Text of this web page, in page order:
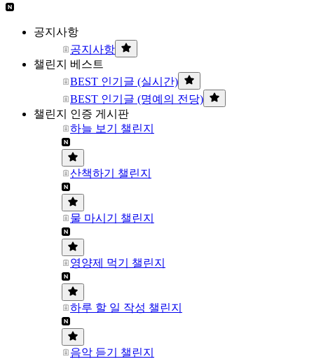
공지사항
공지사항
챌린지 베스트
BEST 인기글 (실시간)
BEST 인기글 (명예의 전당)
챌린지 인증 게시판
하늘 보기 챌린지
산책하기 챌린지
물 마시기 챌린지
영양제 먹기 챌린지
하루 할 일 작성 챌린지
음악 듣기 챌린지